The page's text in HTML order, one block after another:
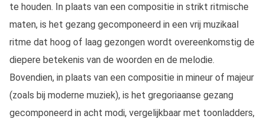
te houden. In plaats van een compositie in strikt ritmische
maten, is het gezang gecomponeerd in een vrij muzikaal
ritme dat hoog of laag gezongen wordt overeenkomstig de
diepere betekenis van de woorden en de melodie.
Bovendien, in plaats van een compositie in mineur of majeur
(zoals bij moderne muziek), is het gregoriaanse gezang
gecomponeerd in acht modi, vergelijkbaar met toonladders,